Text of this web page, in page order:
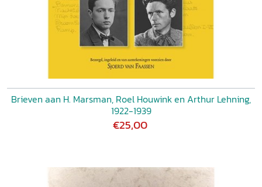
Brieven aan H. Marsman, Roel Houwink en Arthur Lehning,
1922-1939
€25,00